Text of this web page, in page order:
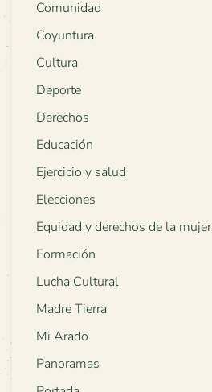
Comunidad
Coyuntura
Cultura
Deporte
Derechos
Educación
Ejercicio y salud
Elecciones
Equidad y derechos de la mujer
Formación
Lucha Cultural
Madre Tierra
Mi Arado
Panoramas